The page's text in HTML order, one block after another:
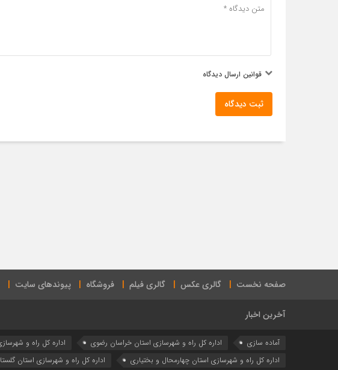
قوانین ارسال دیدگاه
ثبت دیدگاه
صفحه نخست گالری عکس گالری فیلم فروشگاه پیوندهای سایت
آخرین اخبار
آماده سازی اداره كل راه و شهرسازي استان خراسان رضوي اداره كل راه و
اداره كل راه و شهرسازي استان چهارمحال و بختياري
اداره كل راه و شهرسازي استان